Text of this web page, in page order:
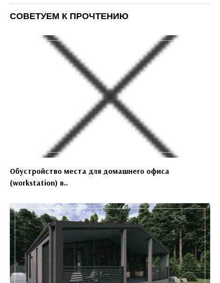
СОВЕТУЕМ К ПРОЧТЕНИЮ
Обустройство места для домашнего офиса
(workstation) в..